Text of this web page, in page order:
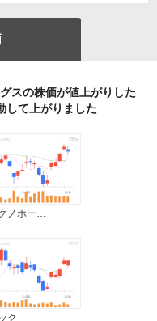
スの株価が値上がりした
して上がりました
ノホー…
ク